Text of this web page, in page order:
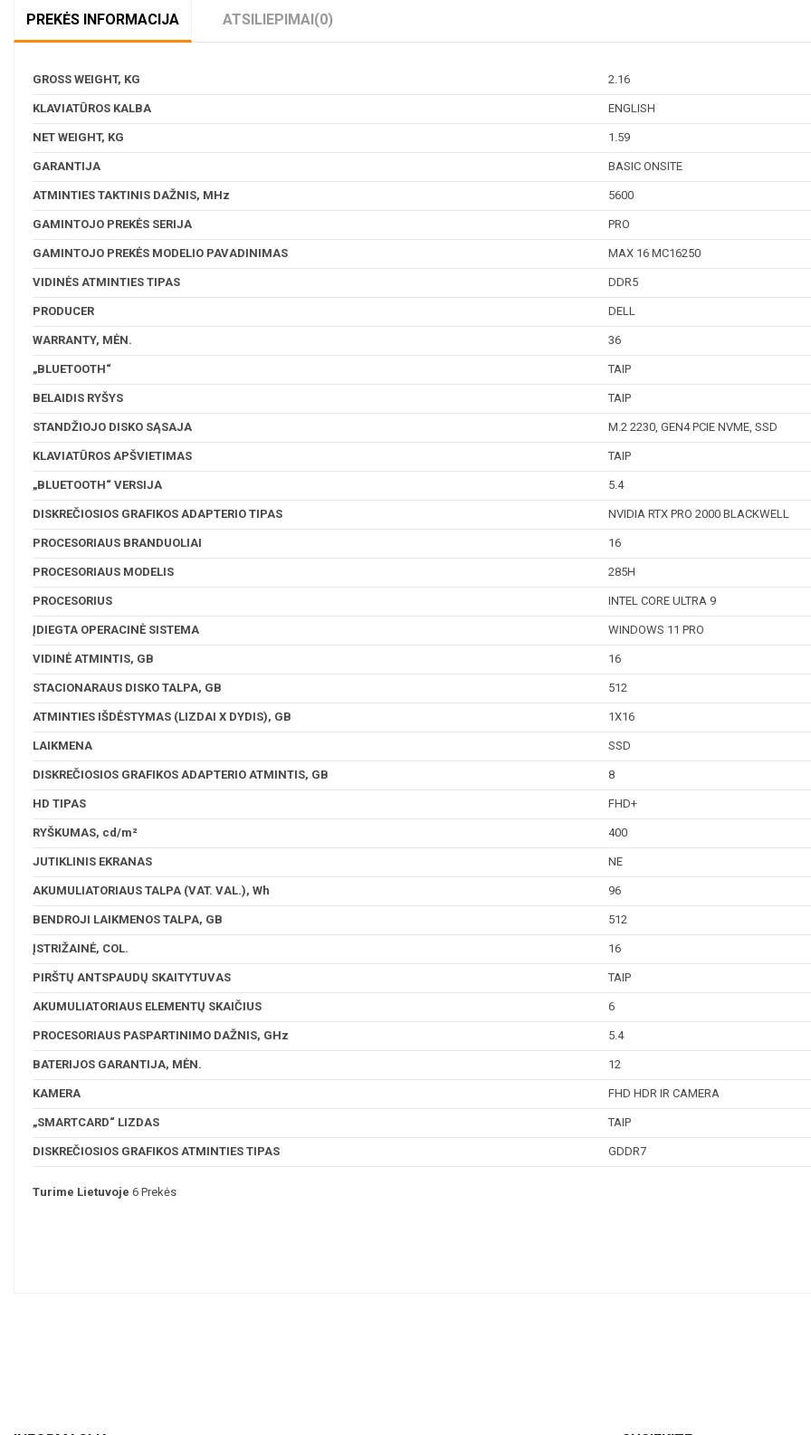
PREKĖS INFORMACIJA ATSILIEPIMAI(0)
GROSS WEIGHT, KG 2.16
KLAVIATŪROS KALBA ENGLISH
NET WEIGHT, KG 1.59
GARANTIJA BASIC ONSITE
ATMINTIES TAKTINIS DAŽNIS, MHz 5600
GAMINTOJO PREKĖS SERIJA PRO
GAMINTOJO PREKĖS MODELIO PAVADINIMAS MAX 16 MC16250
VIDINĖS ATMINTIES TIPAS DDR5
PRODUCER DELL
WARRANTY, MĖN. 36
„BLUETOOTH“ TAIP
BELAIDIS RYŠYS TAIP
STANDŽIOJO DISKO SĄSAJA M.2 2230, GEN4 PCIE NVME, SSD
KLAVIATŪROS APŠVIETIMAS TAIP
„BLUETOOTH“ VERSIJA 5.4
DISKREČIOSIOS GRAFIKOS ADAPTERIO TIPAS NVIDIA RTX PRO 2000 BLACKWELL
PROCESORIAUS BRANDUOLIAI 16
PROCESORIAUS MODELIS 285H
PROCESORIUS INTEL CORE ULTRA 9
ĮDIEGTA OPERACINĖ SISTEMA WINDOWS 11 PRO
VIDINĖ ATMINTIS, GB 16
STACIONARAUS DISKO TALPA, GB 512
ATMINTIES IŠDĖSTYMAS (LIZDAI X DYDIS), GB 1X16
LAIKMENA SSD
DISKREČIOSIOS GRAFIKOS ADAPTERIO ATMINTIS, GB 8
HD TIPAS FHD+
RYŠKUMAS, cd/m² 400
JUTIKLINIS EKRANAS NE
AKUMULIATORIAUS TALPA (VAT. VAL.), Wh 96
BENDROJI LAIKMENOS TALPA, GB 512
ĮSTRIŽAINĖ, COL. 16
PIRŠTŲ ANTSPAUDŲ SKAITYTUVAS TAIP
AKUMULIATORIAUS ELEMENTŲ SKAIČIUS 6
PROCESORIAUS PASPARTINIMO DAŽNIS, GHz 5.4
BATERIJOS GARANTIJA, MĖN. 12
KAMERA FHD HDR IR CAMERA
„SMARTCARD“ LIZDAS TAIP
DISKREČIOSIOS GRAFIKOS ATMINTIES TIPAS GDDR7
Turime Lietuvoje 6 Prekės